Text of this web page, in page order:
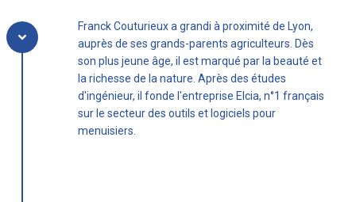
Franck Couturieux a grandi à proximité de Lyon,
auprès de ses grands-parents agriculteurs. Dès
son plus jeune âge, il est marqué par la beauté et
la richesse de la nature. Après des études
d'ingénieur, il fonde l'entreprise Elcia, n°1 français
sur le secteur des outils et logiciels pour
menuisiers.